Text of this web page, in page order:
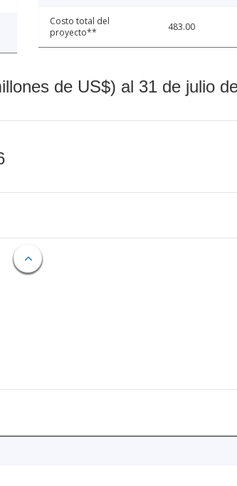
Costo total del
proyecto**
483.00
de US$) al 31 de julio